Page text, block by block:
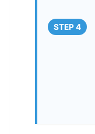
STEP 4